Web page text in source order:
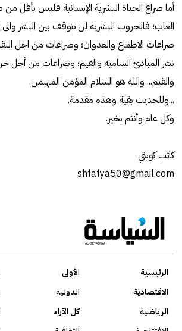
أما صراع الحياة البشرية الإنسانية فليس بأقل
الغاب؛ فالحروب البشرية لن تتوقف بين البشر والى
صراعات الاطماع والعدوان؛ وصراعات من اجل
نشر المبادئ السامية والقيم؛ وصراعات من أجل
والقيم... والله هو السلام المؤمن المهيمن.
...وللحديث بقية وهذه مقدمة.
وكل عام وأنتم بخير.
كاتب كويتي
shfafya50@gmail.com
الرئيسية الأولى
الاقتصادية
الدولية
الرياضية
كل الآراء